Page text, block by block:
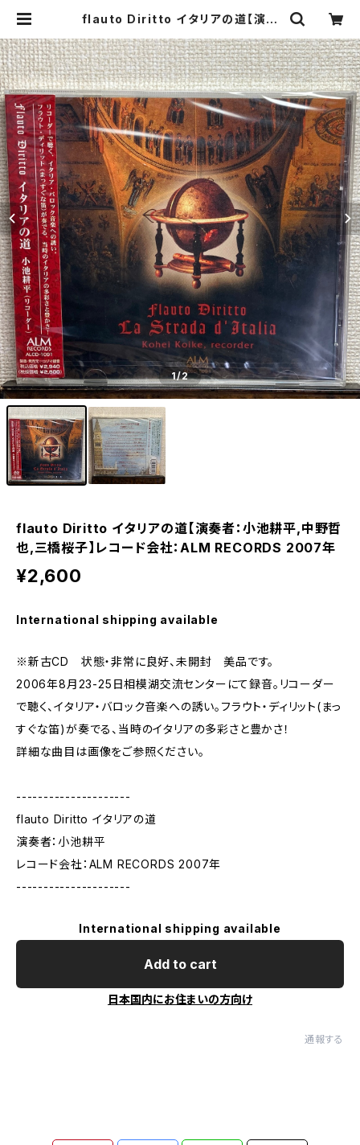
flauto Diritto イタリアの道【演奏
コード会社：ALM RECORDS 2007
年 | Birds' Tale Collective
1/2
flauto Diritto イタリアの道【演奏者：小池耕平,中野哲
也,三橋桜子】レコード会社：ALM RECORDS 2007年
¥2,600
International shipping available
※新古CD 状態・非常に良好、未開封 美品です。
2006年8月23-25日相模湖交流センターにて録音。リコーダー
で聴く、イタリア・バロック音楽への誘い。フラウト・ディリット(まっ
すぐな笛)が奏でる、当時のイタリアの多彩さと豊かさ！
詳細な曲目は画像をご参照ください。
---------------------
flauto Diritto イタリアの道
演奏者：小池耕平
レコード会社：ALM RECORDS 2007年
---------------------
International shipping available
Add to cart
日本国内にお住まいの方向け
通報する